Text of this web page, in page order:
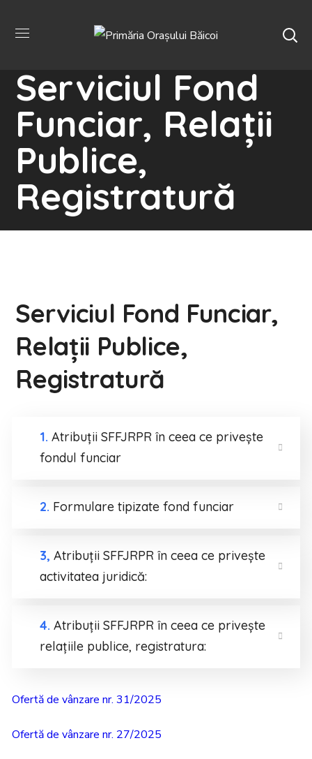
Serviciul Fond
Funciar, Relații
Publice,
Registratură
Serviciul Fond Funciar,
Relații Publice,
Registratură
1. Atribuții SFFJRPR în ceea ce privește
fondul funciar
2. Formulare tipizate fond funciar
3, Atribuții SFFJRPR în ceea ce privește
activitatea juridică:
4. Atribuții SFFJRPR în ceea ce privește
relațiile publice, registratura:
Ofertă de vânzare nr. 31/2025
Ofertă de vânzare nr. 27/2025